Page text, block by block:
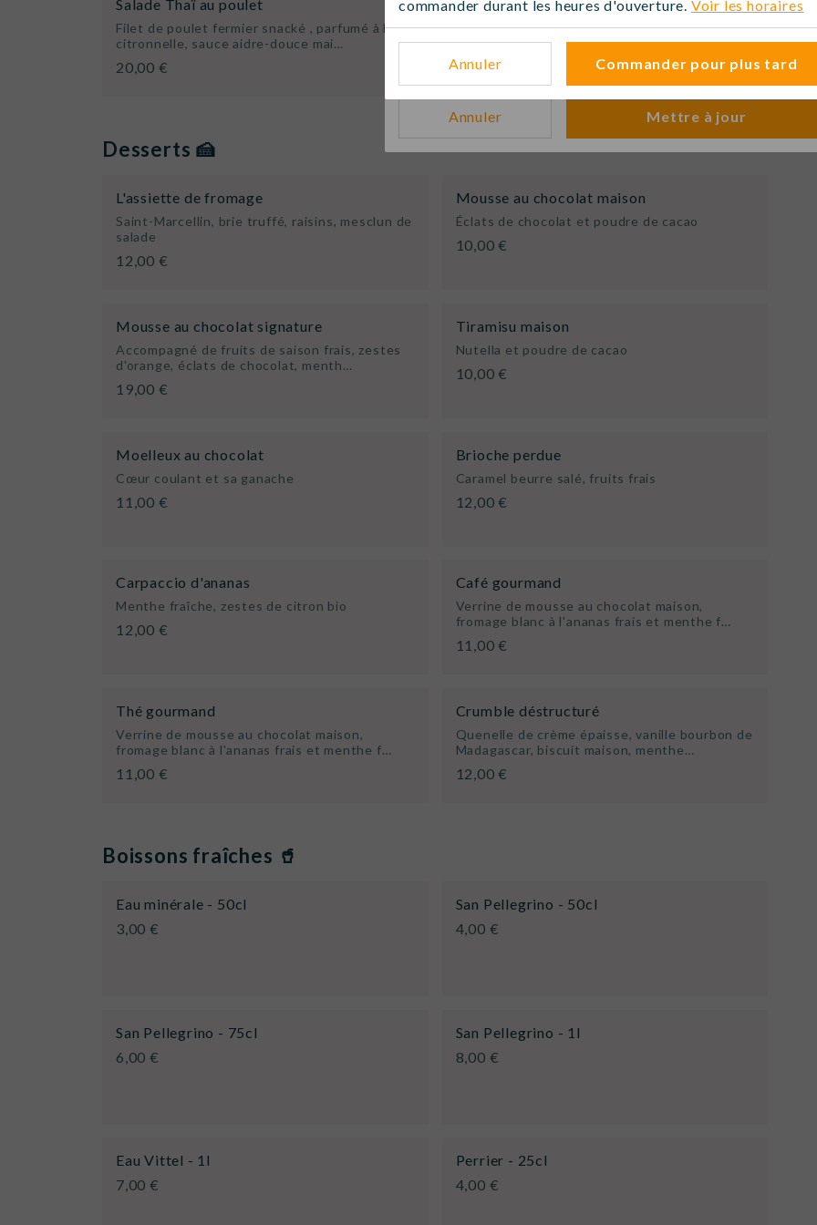
Salade Thaï au poulet
Filet de poulet fermier snacké , parfumé à la
citronnelle, sauce aidre-douce mai…
20,00 €
Desserts 🍰
L'assiette de fromage
Saint-Marcellin, brie truffé, raisins, mesclun de
salade
12,00 €
Mousse au chocolat maison
Éclats de chocolat et poudre de cacao
10,00 €
Mousse au chocolat signature
Accompagné de fruits de saison frais, zestes
d'orange, éclats de chocolat, menth…
19,00 €
Tiramisu maison
Nutella et poudre de cacao
10,00 €
Moelleux au chocolat
Cœur coulant et sa ganache
11,00 €
Brioche perdue
Caramel beurre salé, fruits frais
12,00 €
Carpaccio d'ananas
Menthe fraîche, zestes de citron bio
12,00 €
Café gourmand
Verrine de mousse au chocolat maison,
fromage blanc à l'ananas frais et menthe f…
11,00 €
Thé gourmand
Verrine de mousse au chocolat maison,
fromage blanc à l'ananas frais et menthe f…
11,00 €
Crumble déstructuré
Quenelle de crème épaisse, vanille bourbon de
Madagascar, biscuit maison, menthe…
12,00 €
Boissons fraîches 🥤
Eau minérale - 50cl
3,00 €
San Pellegrino - 50cl
4,00 €
San Pellegrino - 75cl
6,00 €
San Pellegrino - 1l
8,00 €
Eau Vittel - 1l
7,00 €
Perrier - 25cl
4,00 €
Quand ?
Annuler Mettre à jour
commander durant les heures d'ouverture. Voir les horaires
Annuler Commander pour plus tard